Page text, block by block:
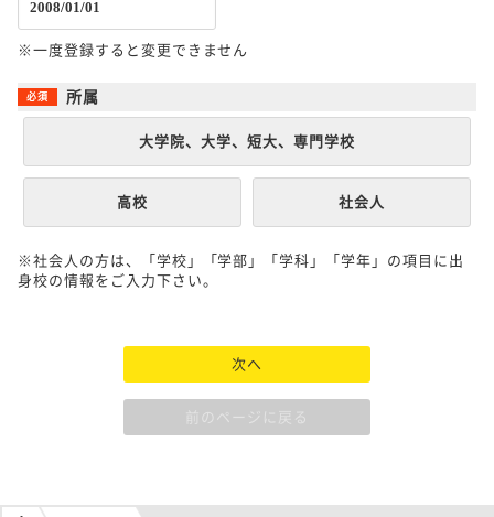
※一度登録すると変更できません
所属
大学院、大学、短大、専門学校
高校 社会人
※社会人の方は、「学校」「学部」「学科」「学年」の項目に出
身校の情報をご入力下さい。
次へ
前のページに戻る